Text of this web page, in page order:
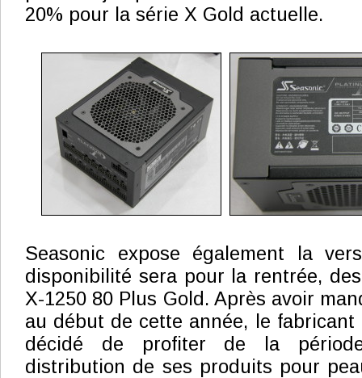
20% pour la série X Gold actuelle.
Seasonic expose également la
disponibilité sera pour la rentrée,
X-1250 80 Plus Gold. Après avoir
au début de cette année, le
décidé de profiter de la
distribution de ses produits pour